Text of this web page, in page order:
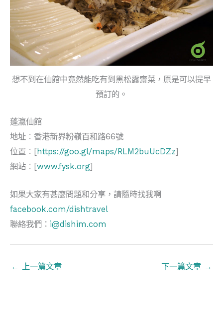
想不到在仙館中竟然能吃有到黑松露齋菜，原是可以提早
預訂的。
蓬瀛仙館
地址︰香港新界粉嶺百和路66號
位置︰[https://goo.gl/maps/RLM2buUcDZz]
網站︰[www.fysk.org]
如果大家有甚麼問題和分享，請隨時找我啊
facebook.com/dishtravel
聯絡我們： i@dishim.com
← 上一篇文章 下一篇文章 →